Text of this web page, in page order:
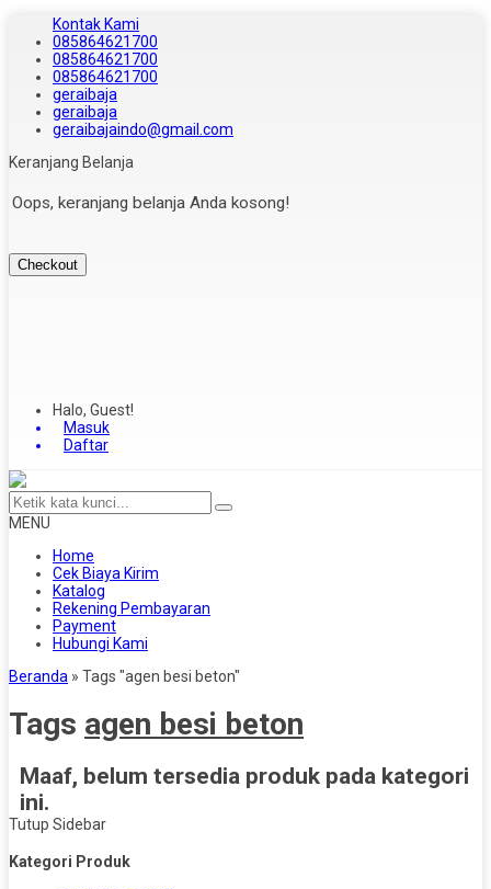
Kontak Kami
085864621700
085864621700
085864621700
geraibaja
geraibaja
geraibajaindo@gmail.com
Keranjang Belanja
Oops, keranjang belanja Anda kosong!
Checkout
Halo, Guest!
Masuk
Daftar
MENU
Home
Cek Biaya Kirim
Katalog
Rekening Pembayaran
Payment
Hubungi Kami
Beranda » Tags "agen besi beton"
Tags agen besi beton
Maaf, belum tersedia produk pada kategori
ini.
Tutup Sidebar
Kategori Produk